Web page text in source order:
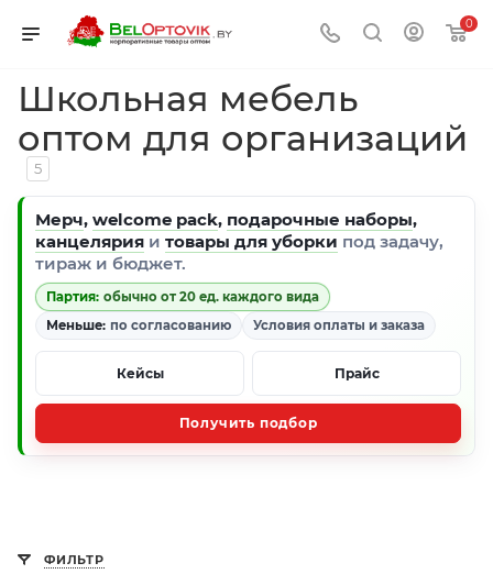
0
Школьная мебель
оптом для организаций
5
Мерч, welcome pack, подарочные наборы,
канцелярия и товары для уборки под задачу,
тираж и бюджет.
Партия: обычно от 20 ед. каждого вида
Меньше: по согласованию Условия оплаты и заказа
Кейсы Прайс
Получить подбор
ФИЛЬТР